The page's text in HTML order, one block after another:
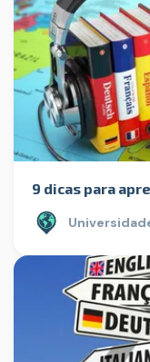
9 dicas para